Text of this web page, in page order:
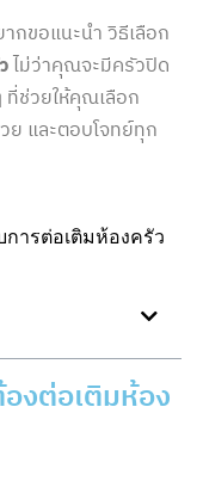
กขอแนะนำ วิธีเลือก
ไม่ว่าคุณจะมีครัวปิด
ที่ช่วยให้คุณเลือก
และตอบโจทย์ทุก
งต่อเติมห้อง